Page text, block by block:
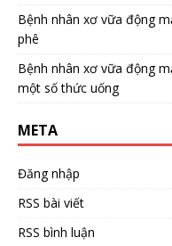
Bệnh nhân xơ vữa động
phê
Bệnh nhân xơ vữa động
một số thức uống
META
Đăng nhập
RSS bài viết
RSS bình luận